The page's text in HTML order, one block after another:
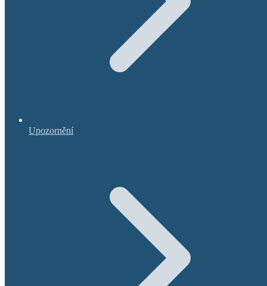
Upozornění